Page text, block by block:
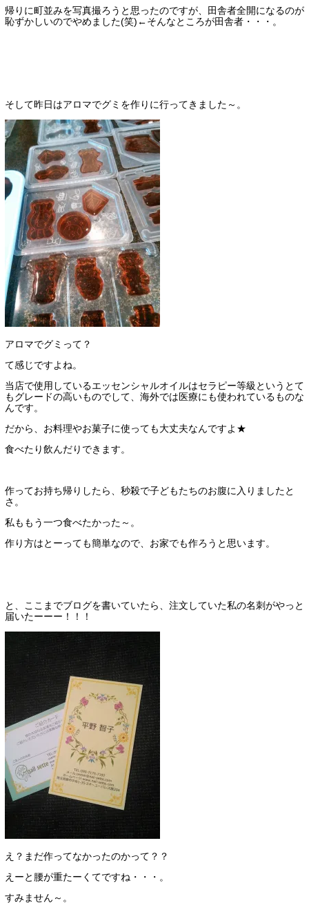
帰りに町並みを写真撮ろうと思ったのですが、田舎者全開になるのが
恥ずかしいのでやめました(笑)←そんなところが田舎者・・・。
そして昨日はアロマでグミを作りに行ってきました～。
アロマでグミって？
て感じですよね。
当店で使用しているエッセンシャルオイルはセラピー等級というとて
もグレードの高いものでして、海外では医療にも使われているものな
んです。
だから、お料理やお菓子に使っても大丈夫なんですよ★
食べたり飲んだりできます。
作ってお持ち帰りしたら、秒殺で子どもたちのお腹に入りましたと
さ。
私ももう一つ食べたかった～。
作り方はとーっても簡単なので、お家でも作ろうと思います。
と、ここまでブログを書いていたら、注文していた私の名刺がやっと
届いたーーー！！！
え？まだ作ってなかったのかって？？
えーと腰が重たーくてですね・・・。
すみません～。